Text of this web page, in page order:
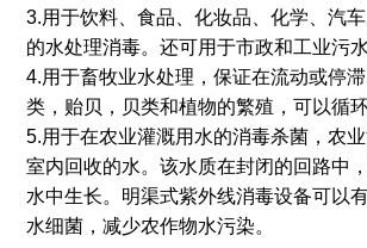
3.用于饮料、食品、化妆品、化学、汽
的水处理消毒。还可用于市政和工业污水
4.用于畜牧业水处理，保证在流动或停
类，贻贝，贝类和植物的繁殖，可以循环
5.用于在农业灌溉用水的消毒杀菌，农
室内回收的水。该水质在封闭的回路中
水中生长。明渠式紫外线消毒设备可以
水细菌，减少农作物水污染。